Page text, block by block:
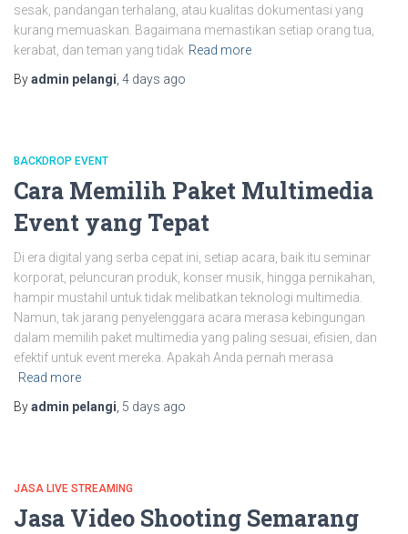
sesak, pandangan terhalang, atau kualitas dokumentasi yang
kurang memuaskan. Bagaimana memastikan setiap orang tua,
kerabat, dan teman yang tidak Read more
Byadmin pelangi 4 days ago
BACKDROP EVENT
Cara Memilih Paket Multimedia
Event yang Tepat
Di era digital yang serba cepat ini, setiap acara, baik itu seminar
korporat, peluncuran produk, konser musik, hingga pernikahan,
hampir mustahil untuk tidak melibatkan teknologi multimedia.
Namun, tak jarang penyelenggara acara merasa kebingungan
dalam memilih paket multimedia yang paling sesuai, efisien, dan
efektif untuk event mereka. Apakah Anda pernah merasa
Read more
Byadmin pelangi 5 days ago
JASA LIVE STREAMING
Jasa Video Shooting Semarang